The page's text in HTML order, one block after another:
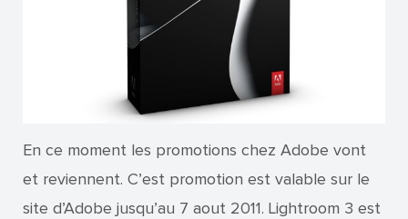
En ce moment les promotions chez Adobe vont
et reviennent. C’est promotion est valable sur le
site d’Adobe jusqu’au 7 aout 2011. Lightroom 3 est